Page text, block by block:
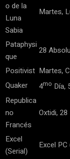
o de la
Luna
Sabia
Martes,
Pataphysi
que
28
Positivist Martes,
Quaker
4mo Día,
Republica
no
Francés
Oxtidi,
Excel
(Serial)
Excel